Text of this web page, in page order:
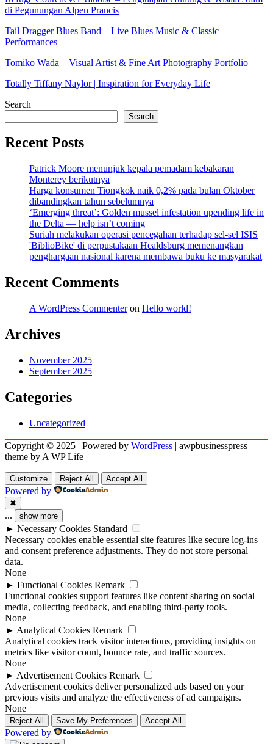
di Pegunungan Alpen Prancis
Tail Dragger Blues Band – Live Blues Music & Classic
Performances
Tomiko Wada – Visual Artist & Fine Art Photography Portfolio
Totally Tiffany Naylor | Inspiration for Everyday Life
Search
Search
Recent Posts
Patrick Moore menunjuk kepala pemadam kebakaran
Monterey berikutnya
Harga konsumen Tiongkok naik 0,2% pada bulan Oktober
dibandingkan tahun sebelumnya
‘Emerging threat’: Golden mussel infestation upending life in
the Delta — help isn’t coming
Suriah melakukan operasi pencegahan terhadap sel-sel ISIS
'BiblioBike' di perpustakaan Healdsburg memenangkan
penghargaan nasional karena membawa buku ke masyarakat
Recent Comments
A WordPress Commenteron Hello world!
Archives
November 2025
September 2025
Categories
Uncategorized
Copyright © 2025 | Powered by WordPress | awpbusinesspress
theme by A WP Life
Customize Reject All Accept All
Powered by
✖
... show more
► Necessary Cookies Standard
Necessary cookies enable essential site features like secure log-ins
and consent preference adjustments. They do not store personal
data.
None
► Functional Cookies Remark
Functional cookies support features like content sharing on social
media, collecting feedback, and enabling third-party tools.
None
► Analytical Cookies Remark
Analytical cookies track visitor interactions, providing insights on
metrics like visitor count, bounce rate, and traffic sources.
None
► Advertisement Cookies Remark
Advertisement cookies deliver personalized ads based on your
previous visits and analyze the effectiveness of ad campaigns.
None
Reject All Save My Preferences Accept All
Powered by